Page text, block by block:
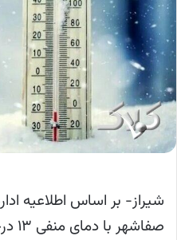
شیراز- بر اساس اطلاعیه